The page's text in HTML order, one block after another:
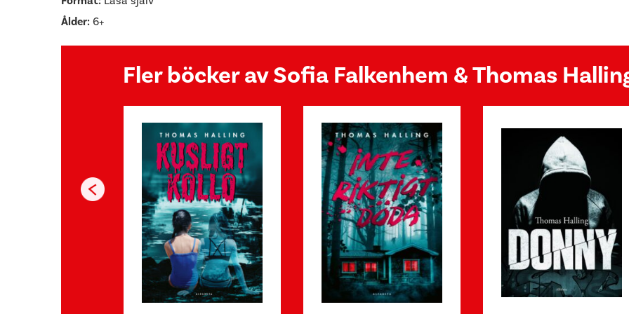
Ålder: 6+
Fler böcker av Sofia Falkenhem & Thomas